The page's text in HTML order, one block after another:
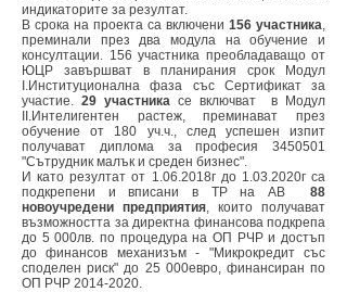
индикаторите за резултат.
В срока на проекта са включени 156 участника,
преминали през два модула на обучение и
консултации. 156 участника преобладаващо от
ЮЦР завършват в планирания срок Модул
I.Институционална фаза със Сертификат за
участие. 29 участника се включват в Модул
II.Интелигентен растеж, преминават през
обучение от 180 уч.ч., след успешен изпит
получават диплома за професия 3450501
"Сътрудник малък и среден бизнес".
И като резултат от 1.06.2018г до 1.03.2020г са
подкрепени и вписани в ТР на АВ 88
новоучредени предприятия, които получават
възможността за директна финансова подкрепа
до 5 000лв. по процедура на ОП РЧР и достъп
до финансов механизъм - "Микрокредит със
споделен риск" до 25 000евро, финансиран по
ОП РЧР 2014-2020.